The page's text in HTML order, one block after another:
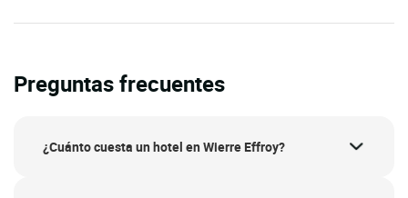
Preguntas frecuentes
¿Cuánto cuesta un hotel en Wierre Effroy?